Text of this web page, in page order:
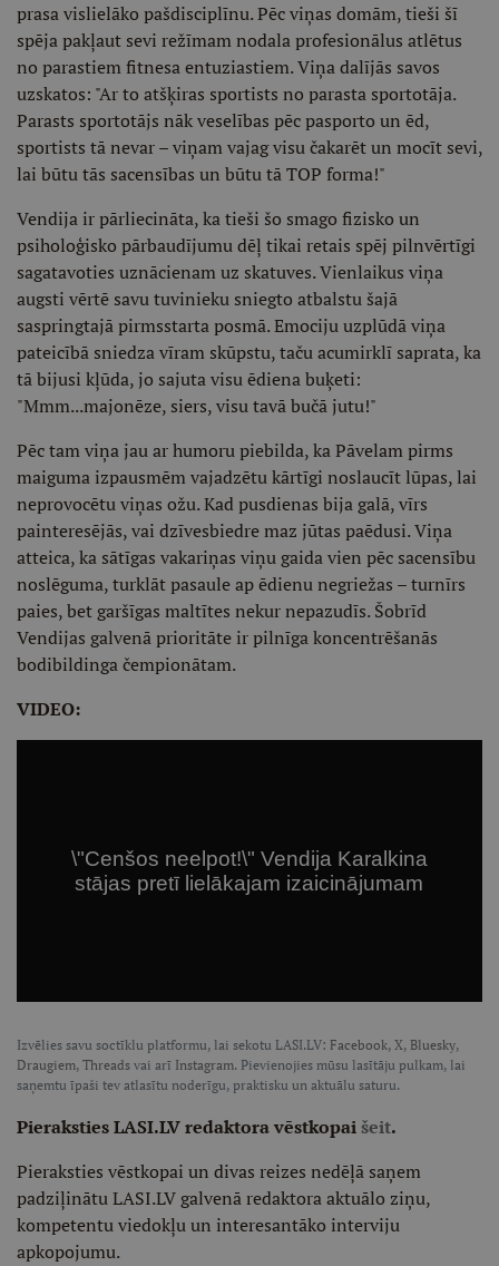
prasa vislielāko pašdisciplīnu. Pēc viņas domām, tieši šī
spēja pakļaut sevi režīmam nodala profesionālus atlētus
no parastiem fitnesa entuziastiem. Viņa dalījās savos
uzskatos: "Ar to atšķiras sportists no parasta sportotāja.
Parasts sportotājs nāk veselības pēc pasporto un ēd,
sportists tā nevar – viņam vajag visu čakarēt un mocīt sevi,
lai būtu tās sacensības un būtu tā TOP forma!"
Vendija ir pārliecināta, ka tieši šo smago fizisko un
psiholoģisko pārbaudījumu dēļ tikai retais spēj pilnvērtīgi
sagatavoties uznācienam uz skatuves. Vienlaikus viņa
augsti vērtē savu tuvinieku sniegto atbalstu šajā
saspringtajā pirmsstarta posmā. Emociju uzplūdā viņa
pateicībā sniedza vīram skūpstu, taču acumirklī saprata, ka
tā bijusi kļūda, jo sajuta visu ēdiena buķeti:
"Mmm...majonēze, siers, visu tavā bučā jutu!"
Pēc tam viņa jau ar humoru piebilda, ka Pāvelam pirms
maiguma izpausmēm vajadzētu kārtīgi noslaucīt lūpas, lai
neprovocētu viņas ožu. Kad pusdienas bija galā, vīrs
painteresējās, vai dzīvesbiedre maz jūtas paēdusi. Viņa
atteica, ka sātīgas vakariņas viņu gaida vien pēc sacensību
noslēguma, turklāt pasaule ap ēdienu negriežas – turnīrs
paies, bet garšīgas maltītes nekur nepazudīs. Šobrīd
Vendijas galvenā prioritāte ir pilnīga koncentrēšanās
bodibildinga čempionātam.
VIDEO:
Izvēlies savu soctīklu platformu, lai sekotu LASI.LV: Facebook, X, Bluesky,
Draugiem, Threads vai arī Instagram. Pievienojies mūsu lasītāju pulkam, lai
saņemtu īpaši tev atlasītu noderīgu, praktisku un aktuālu saturu.
Pieraksties LASI.LV redaktora vēstkopaišeit.
Pieraksties vēstkopai un divas reizes nedēļā saņem
padziļinātu LASI.LV galvenā redaktora aktuālo ziņu,
kompetentu viedokļu un interesantāko interviju
apkopojumu.